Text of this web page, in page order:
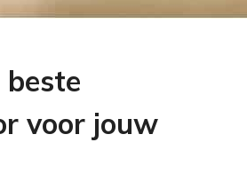
voor jouw